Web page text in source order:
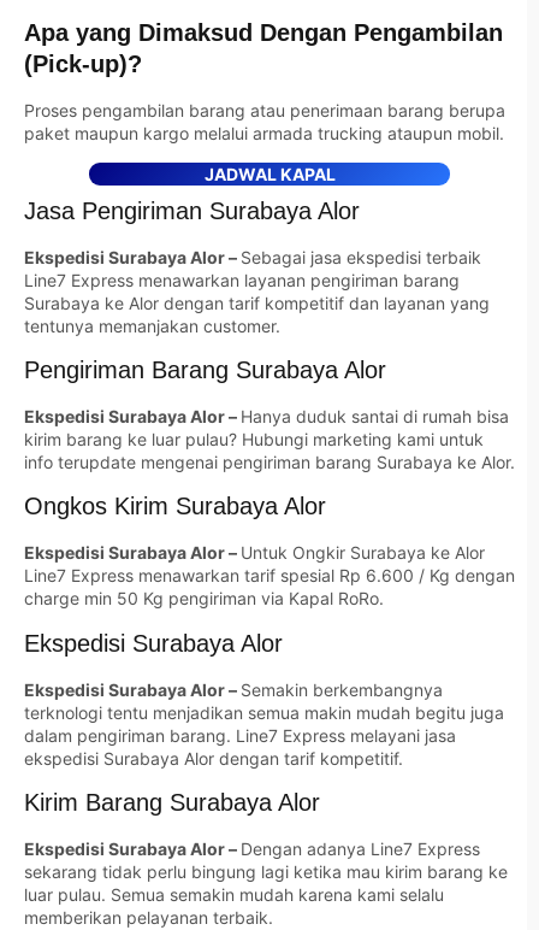
Apa yang Dimaksud Dengan Pengambilan
(Pick-up)?
Proses pengambilan barang atau penerimaan barang berupa
paket maupun kargo melalui armada trucking ataupun mobil.
JADWAL KAPAL
Jasa Pengiriman Surabaya Alor
Ekspedisi Surabaya Alor – Sebagai jasa ekspedisi terbaik
Line7 Express menawarkan layanan pengiriman barang
Surabaya ke Alor dengan tarif kompetitif dan layanan yang
tentunya memanjakan customer.
Pengiriman Barang Surabaya Alor
Ekspedisi Surabaya Alor – Hanya duduk santai di rumah bisa
kirim barang ke luar pulau? Hubungi marketing kami untuk
info terupdate mengenai pengiriman barang Surabaya ke Alor.
Ongkos Kirim Surabaya Alor
Ekspedisi Surabaya Alor – Untuk Ongkir Surabaya ke Alor
Line7 Express menawarkan tarif spesial Rp 6.600 / Kg dengan
charge min 50 Kg pengiriman via Kapal RoRo.
Ekspedisi Surabaya Alor
Ekspedisi Surabaya Alor – Semakin berkembangnya
terknologi tentu menjadikan semua makin mudah begitu juga
dalam pengiriman barang. Line7 Express melayani jasa
ekspedisi Surabaya Alor dengan tarif kompetitif.
Kirim Barang Surabaya Alor
Ekspedisi Surabaya Alor – Dengan adanya Line7 Express
sekarang tidak perlu bingung lagi ketika mau kirim barang ke
luar pulau. Semua semakin mudah karena kami selalu
memberikan pelayanan terbaik.